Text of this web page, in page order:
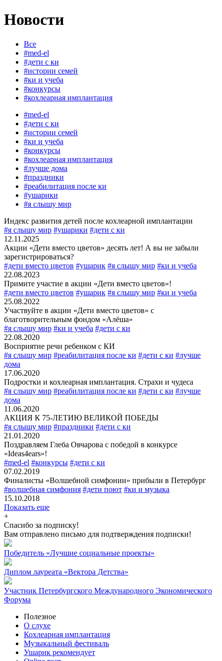
Новости
Все
#med-el
#дети с ки
#истории семей
#ки и учеба
#конкурсы
#кохлеарная имплантация
#med-el
#дети с ки
#истории семей
#ки и учеба
#конкурсы
#кохлеарная имплантация
#лучше дома
#праздники
#реабилитация после ки
#ушарики
#я слышу мир
Индекс развития детей после кохлеарной имплантации
#я слышу мир #ушарики #дети с ки
12.11.2025
Акции «Дети вместо цветов» десять лет! А вы не забыли
зарегистрироваться?
#дети вместо цветов #ушарик #я слышу мир #ки и учеба
22.08.2023
Примите участие в акции «Дети вместо цветов»!
#дети вместо цветов #ушарик #я слышу мир #ки и учеба
25.08.2022
Участвуйте в акции «Дети вместо цветов» с
благотворительным фондом «Алёша»
#я слышу мир #ки и учеба #дети с ки
22.08.2020
Восприятие речи ребенком с КИ
#я слышу мир #реабилитация после ки #дети с ки #лучше
дома
17.06.2020
Подростки и кохлеарная имплантация. Страхи и чудеса
#я слышу мир #реабилитация после ки #дети с ки #лучше
дома
11.06.2020
АКЦИЯ К 75-ЛЕТИЮ ВЕЛИКОЙ ПОБЕДЫ
#я слышу мир #праздники #дети с ки
21.01.2020
Поздравляем Глеба Овчарова с победой в конкурсе
«Ideas4ears»!
#med-el #конкурсы #дети с ки
07.02.2019
Финалисты «Волшебной симфонии» прибыли в Петербург
#волшебная симфония #дети поют #ки и музыка
15.10.2018
Показать еще
+
Спасибо за подписку!
Вам отправлено письмо для подтверждения подписки!
Победитель «Лучшие социальные проекты»
Диплом лауреата «Вектора Детства»
Участник Петербургского Международного Экономического
Форума
Полезное
О слухе
Кохлеарная имплантация
Музыкальный фестиваль
Ушарик рекомендует